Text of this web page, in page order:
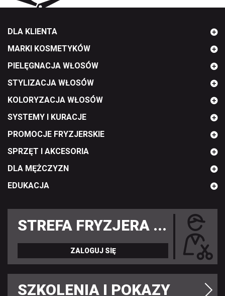
DLA KLIENTA
MARKI KOSMETYKÓW
PIELĘGNACJA WŁOSÓW
STYLIZACJA WŁOSÓW
KOLORYZACJA WŁOSÓW
SYSTEMY I KURACJE
PROMOCJE FRYZJERSKIE
SPRZĘT I AKCESORIA
DLA MĘŻCZYZN
EDUKACJA
STREFA FRYZJERA ...
ZALOGUJ SIĘ
SZKOLENIA I POKAZY